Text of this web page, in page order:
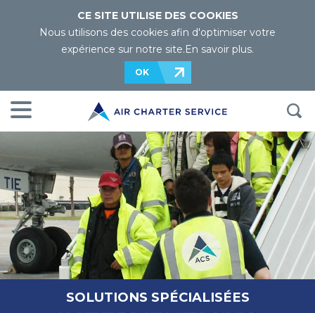
CE SITE UTILISE DES COOKIES
Nous utilisons des cookies afin d'optimiser votre
expérience sur notre site.En savoir plus.
OK
SOLUTIONS SPÉCIALISÉES